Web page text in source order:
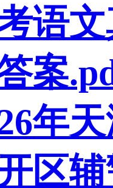
语
案
年
区